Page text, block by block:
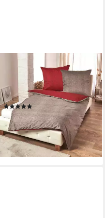
Bettwäsche Texture, Mako
Satin, 1 teilig, Mako-Satin mit
sehr feiner Struktur
(6)
ab 6,99 € 9,95 €
-30%
lieferbar - in 2-3 Werktagen bei dir